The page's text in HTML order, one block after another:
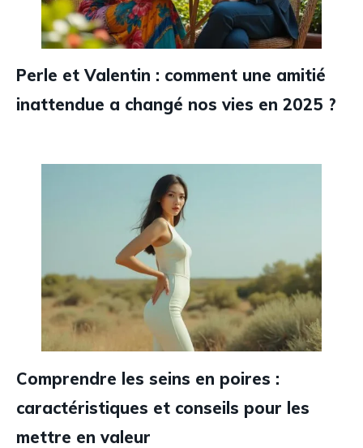
Perle et Valentin : comment une amitié
inattendue a changé nos vies en 2025 ?
Comprendre les seins en poires :
caractéristiques et conseils pour les
mettre en valeur